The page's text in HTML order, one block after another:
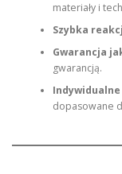
materiały i
Szybka
Gwarancja
gwarancją.
dopasowane